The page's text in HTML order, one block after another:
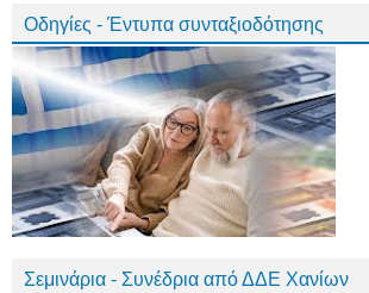
Οδηγίες - Έντυπα συνταξιοδότησης
Σεμινάρια - Συνέδρια από ΔΔΕ Χανίων